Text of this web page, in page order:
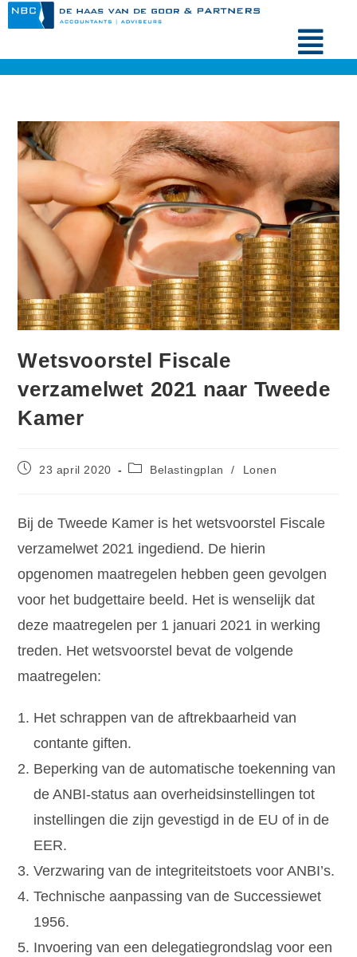
Wetsvoorstel Fiscale
verzamelwet 2021 naar Tweede
Kamer
23 april 2020 Belastingplan / Lonen
Bij de Tweede Kamer is het wetsvoorstel Fiscale
verzamelwet 2021 ingediend. De hierin
opgenomen maatregelen hebben geen gevolgen
voor het budgettaire beeld. Het is wenselijk dat
deze maatregelen per 1 januari 2021 in werking
treden. Het wetsvoorstel bevat de volgende
maatregelen:
Het schrappen van de aftrekbaarheid van
contante giften.
Beperking van de automatische toekenning van
de ANBI-status aan overheidsinstellingen tot
instellingen die zijn gevestigd in de EU of in de
EER.
Verzwaring van de integriteitstoets voor ANBI’s.
Technische aanpassing van de Successiewet
1956.
Invoering van een delegatiegrondslag voor een